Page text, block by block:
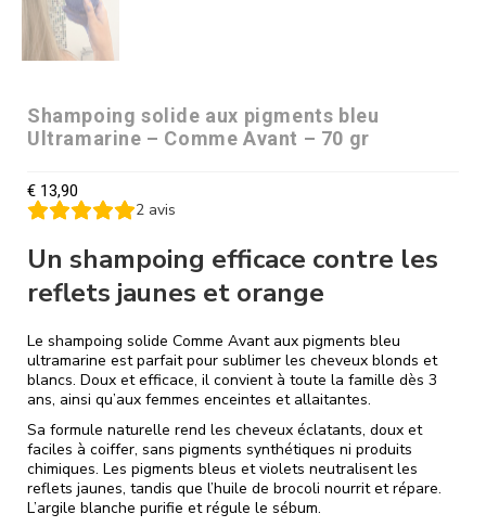
Shampoing solide aux pigments bleu
Ultramarine – Comme Avant – 70 gr
€ 13,90
2 avis
Un shampoing efficace contre les
reflets jaunes et orange
Le shampoing solide Comme Avant aux pigments bleu
ultramarine est parfait pour sublimer les cheveux blonds et
blancs. Doux et efficace, il convient à toute la famille dès 3
ans, ainsi qu’aux femmes enceintes et allaitantes.
Sa formule naturelle rend les cheveux éclatants, doux et
faciles à coiffer, sans pigments synthétiques ni produits
chimiques. Les pigments bleus et violets neutralisent les
reflets jaunes, tandis que l’huile de brocoli nourrit et répare.
L’argile blanche purifie et régule le sébum.